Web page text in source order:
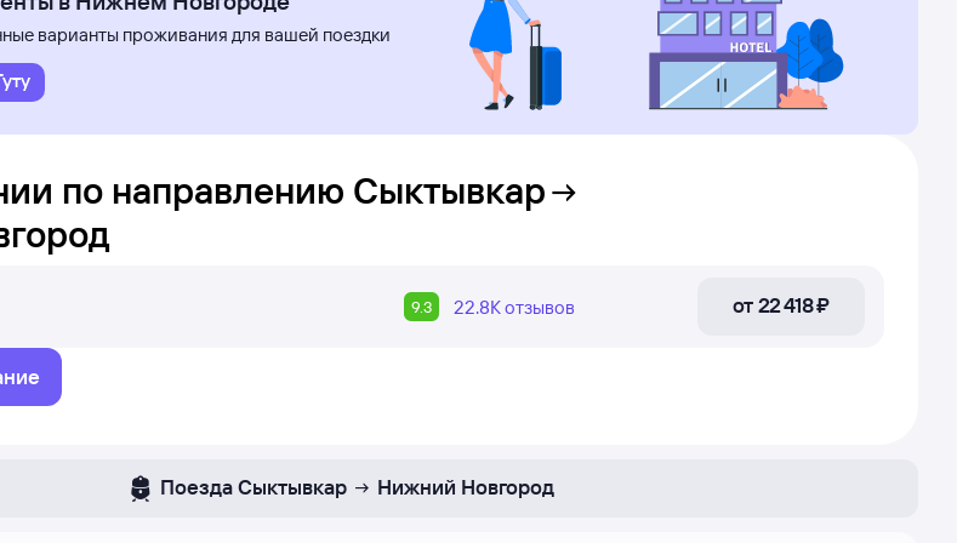
варианты проживания для вашей поездки
по направлению Сыктывкар
9.3 22.8Котзывов от22 ⁠418 ⁠₽
Поезда Сыктывкар Нижний Новгород